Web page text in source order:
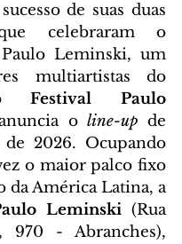
de suas duas
celebraram o
Leminski, um
multiartistas do
Festival Paulo
o line-up de
de 2026. Ocupando
o maior palco fixo
a céu aberto da América Latina, a
Leminski (Rua
970 - Abranches),